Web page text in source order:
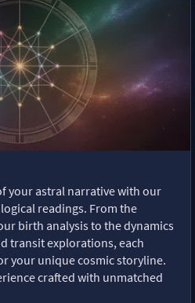
your astral narrative with our
readings. From the
birth analysis to the dynamics
transit explorations, each
your unique cosmic storyline.
crafted with unmatched